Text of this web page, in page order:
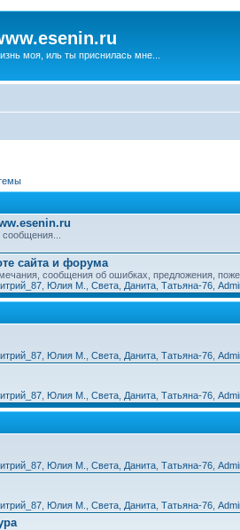
моя, иль ты приснилась мне...
сайта и форума
сообщения об ошибках, предложения,
Юлия М. Света Данита Татьяна-76
Юлия М. Света Данита Татьяна-76
Юлия М. Света Данита Татьяна-76
Юлия М. Света Данита Татьяна-76
Юлия М. Света Данита Татьяна-76